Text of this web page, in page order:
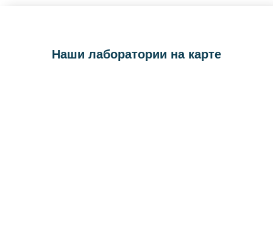
Наши лаборатории на карте